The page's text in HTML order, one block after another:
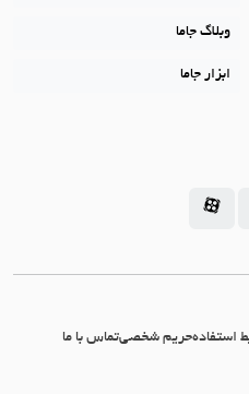
وبلاگ جاما
ابزار جاما
در لینکداین
جاما در تلگرام
سامانه جاما در آپارات
استفادهحریم شخصیتماس با ما